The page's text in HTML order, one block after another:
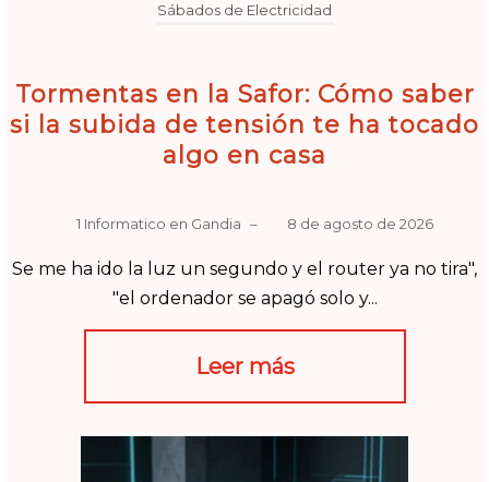
Sábados de Electricidad
Tormentas en la Safor: Cómo saber
si la subida de tensión te ha tocado
algo en casa
1 Informatico en Gandia – 8 de agosto de 2026
Se me ha ido la luz un segundo y el router ya no tira",
"el ordenador se apagó solo y...
Leer más